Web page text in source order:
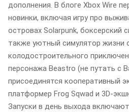
дополнения. В блоге Xbox Wire
новинки, включая игру про
островах Solarpunk, боксерский
также уютный симулятор жизни
колодостроительного
персонажа Beastro (не путать с
присоединятся кооперативный
платформер Frog Sqwad и 3D-
Запуски в день выхода